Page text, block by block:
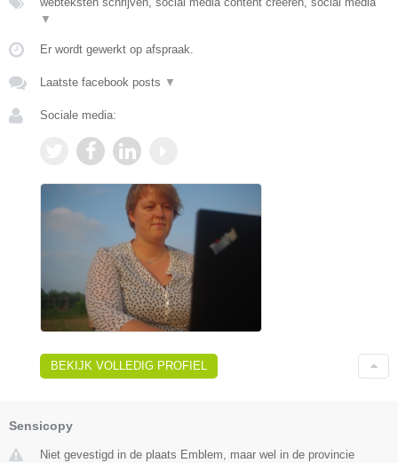
▼
Er wordt gewerkt op afspraak.
Laatste facebook posts ▼
Sociale media:
BEKIJK VOLLEDIG PROFIEL
Sensicopy
Niet gevestigd in de plaats Emblem, maar wel in de provincie